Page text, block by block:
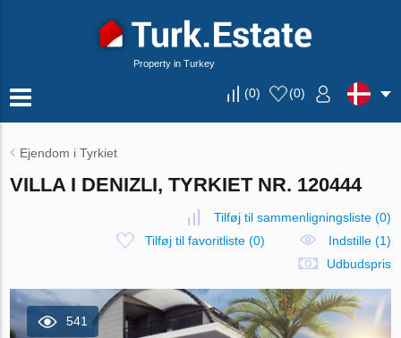
Property in Turkey
(0) (0)
Ejendom i Tyrkiet
VILLA I DENIZLI, TYRKIET NR. 120444
Tilføj til sammenligningsliste(0)
Tilføj til favoritliste (0)
Indstille (1)
Udbudspris
541